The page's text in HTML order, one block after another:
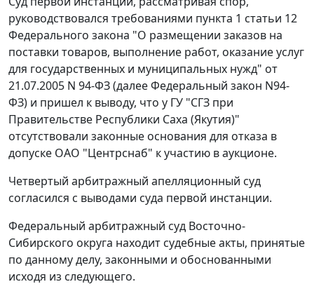
руководствовался требованиями пункта 1 статьи 12
Федерального закона "О размещении заказов на
поставки товаров, выполнение работ, оказание услуг
для государственных и муниципальных нужд" от
21.07.2005 N 94-ФЗ (далее Федеральный закон N94-
ФЗ) и пришел к выводу, что у ГУ "СГЗ при
Правительстве Республики Саха (Якутия)"
отсутствовали законные основания для отказа в
допуске ОАО "Центрснаб" к участию в аукционе.
Четвертый арбитражный апелляционный суд
согласился с выводами суда первой инстанции.
Федеральный арбитражный суд Восточно-
Сибирского округа находит судебные акты, принятые
по данному делу, законными и обоснованными
исходя из следующего.